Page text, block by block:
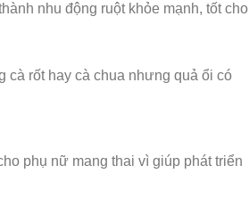
nhu động ruột khỏe mạnh, tốt cho
cà rốt hay cà chua nhưng quả ổi có
phụ nữ mang thai vì giúp phát triển